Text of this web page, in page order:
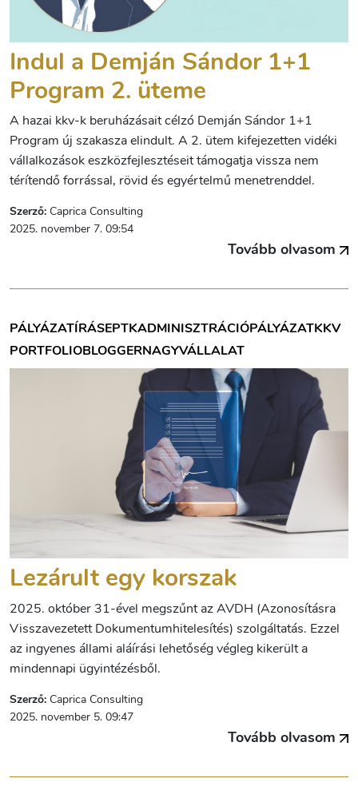
Indul a Demján Sándor 1+1
Program 2. üteme
A hazai kkv-k beruházásait célzó Demján Sándor 1+1
Program új szakasza elindult. A 2. ütem kifejezetten vidéki
vállalkozások eszközfejlesztéseit támogatja vissza nem
térítendő forrással, rövid és egyértelmű menetrenddel.
Szerző: Caprica Consulting
2025. november 7. 09:54
Tovább olvasom
PÁLYÁZATÍRÁSEPTKADMINISZTRÁCIÓPÁLYÁZATKKV
PORTFOLIOBLOGGERNAGYVÁLLALAT
Lezárult egy korszak
2025. október 31-ével megszűnt az AVDH (Azonosításra
Visszavezetett Dokumentumhitelesítés) szolgáltatás. Ezzel
az ingyenes állami aláírási lehetőség végleg kikerült a
mindennapi ügyintézésből.
Szerző: Caprica Consulting
2025. november 5. 09:47
Tovább olvasom